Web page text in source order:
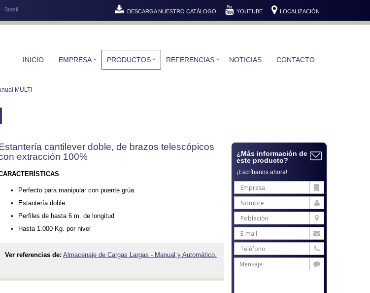
Brasil DESCARGA NUESTRO CATÁLOGO YOUTUBE LOCALIZACIÓN
INICIO EMPRESA PRODUCTOS REFERENCIAS NOTICIAS CONTACTO
MULTI
cantilever doble, de brazos telescópicos
extracción 100%
Perfecto para manipular con puente grúa
Estantería doble
Perfiles de hasta 6 m. de longitud
Hasta 1.000 Kg. por nivel
Ver referencias de: Almacenaje de Cargas Largas - Manual y Automático.
¿Más información de
este producto?
¡Escríbanos ahora!